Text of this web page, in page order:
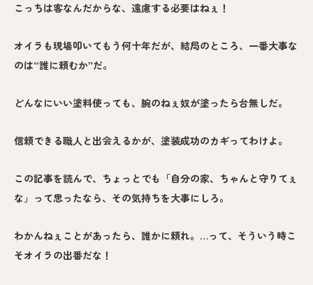
こっちは客なんだからな、遠慮する必要はねぇ！
オイラも現場叩いてもう何十年だが、結局のところ、一番大事な
のは“誰に頼むか”だ。
どんなにいい塗料使っても、腕のねぇ奴が塗ったら台無しだ。
信頼できる職人と出会えるかが、塗装成功のカギってわけよ。
この記事を読んで、ちょっとでも「自分の家、ちゃんと守りてぇ
な」って思ったなら、その気持ちを大事にしろ。
わかんねぇことがあったら、誰かに頼れ。…って、そういう時こ
そオイラの出番だな！